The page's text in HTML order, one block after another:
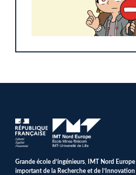
Grande école d’ingénieurs IMT Nord Europe
important de la Recherche et de l’Innovation